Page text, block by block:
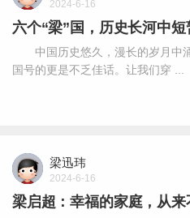
2024-6-16
六个“梁”国，历史长河中
中国历史悠久，漫长的岁月中涌
国号的更是不乏佳话。让我们穿 ...
梁迅玮
2024-6-16
梁启超：幸福的家庭，从来